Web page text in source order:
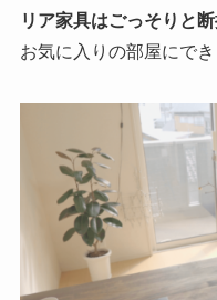
リア家具はごっそりと
お気に入りの部屋にでき